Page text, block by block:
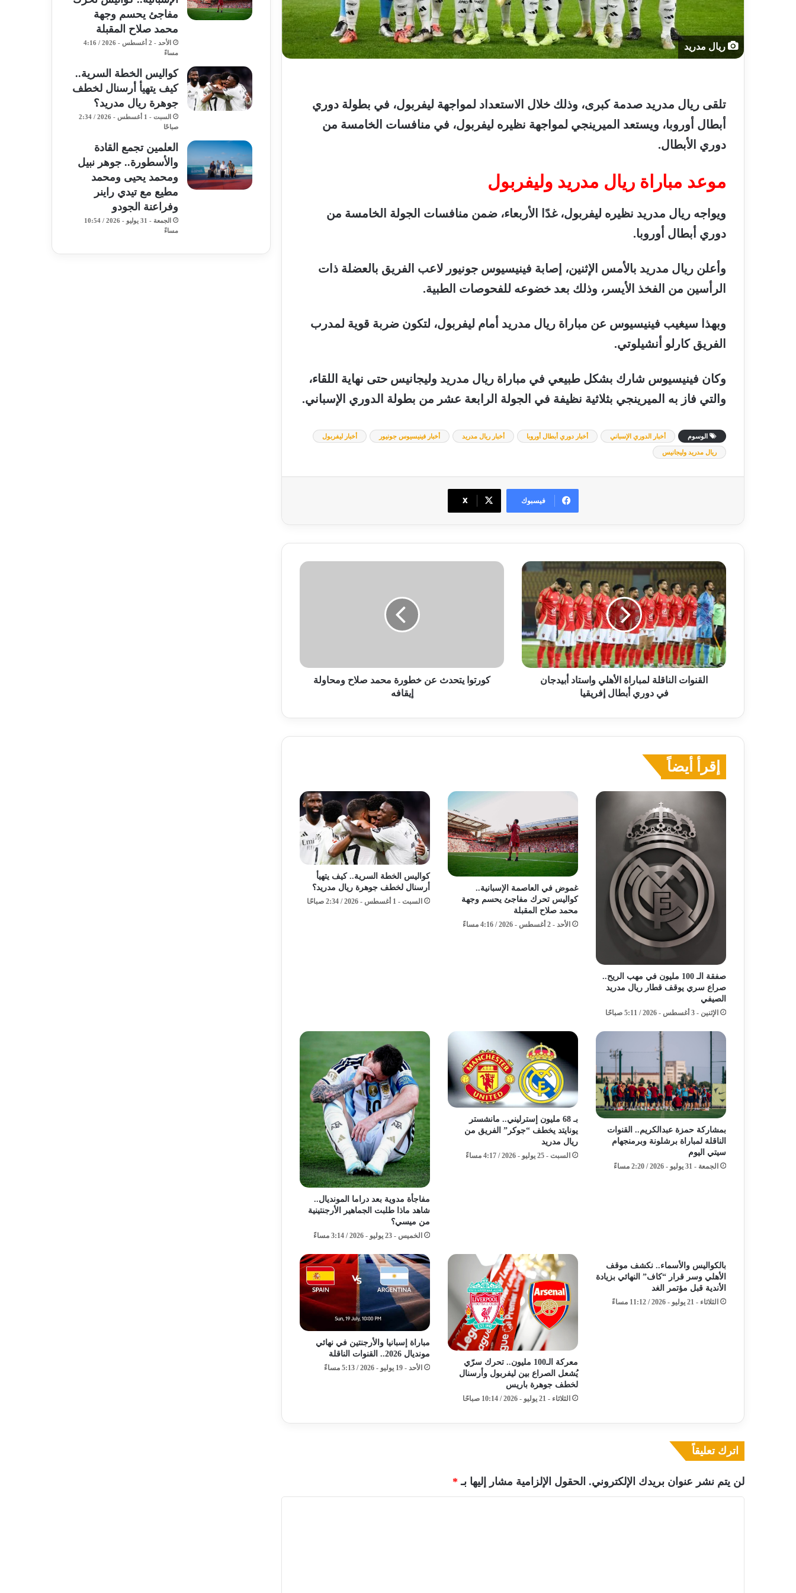
ريال مدريد
تلقى ريال مدريد صدمة كبرى، وذلك خلال الاستعداد لمواجهة ليفربول، في بطولة دوري
أبطال أوروبا، ويستعد الميرينجي لمواجهة نظيره ليفربول، في منافسات الخامسة من
دوري الأبطال.
موعد مباراة ريال مدريد وليفربول
ويواجه ريال مدريد نظيره ليفربول، غدًا الأربعاء، ضمن منافسات الجولة الخامسة من
دوري أبطال أوروبا.
وأعلن ريال مدريد بالأمس الإثنين، إصابة فينيسيوس جونيور لاعب الفريق بالعضلة ذات
الرأسين من الفخذ الأيسر، وذلك بعد خضوعه للفحوصات الطبية.
وبهذا سيغيب فينيسيوس عن مباراة ريال مدريد أمام ليفربول، لتكون ضربة قوية لمدرب
الفريق كارلو أنشيلوتي.
وكان فينيسيوس شارك بشكل طبيعي في مباراة ريال مدريد وليجانيس حتى نهاية اللقاء،
والتي فاز به الميرينجي بثلاثية نظيفة في الجولة الرابعة عشر من بطولة الدوري الإسباني.
الوسوم أخبار الدوري الإسباني أخبار دوري أبطال أوروبا أخبار ريال مدريد أخبار فينيسيوس جونيور أخبار ليفربول
ريال مدريد وليجانيس
فيسبوك ‫X
القنوات
الناقلة
لمباراة
الأهلي
واستاد
أبيدجان
في
دوري
أبطال
إفريقياالقنوات الناقلة لمباراة الأهلي واستاد أبيدجان
في دوري أبطال إفريقيا
كورتوا
كورتوا يتحدث عن خطورة محمد صلاح ومحاولة
إيقافه
إقرأ أيضاً
صفقة الـ 100 مليون في مهب الريح..
صراع سري يوقف قطار ريال مدريد
الصيفي
الإثنين - 3 أغسطس - 2026 / 5:11 صباحًا
غموض في العاصمة الإسبانية..
كواليس تحرك مفاجئ يحسم وجهة
محمد صلاح المقبلة
الأحد - 2 أغسطس - 2026 / 4:16 مساءً
كواليس الخطة السرية.. كيف يتهيأ
أرسنال لخطف جوهرة ريال مدريد؟
السبت - 1 أغسطس - 2026 / 2:34 صباحًا
بمشاركة حمزة عبدالكريم.. القنوات
الناقلة لمباراة برشلونة وبرمنجهام
سيتي اليوم
الجمعة - 31 يوليو - 2026 / 2:20 مساءً
بـ 68 مليون إسترليني.. مانشستر
يونايتد يخطف “جوكر” الفريق من
ريال مدريد
السبت - 25 يوليو - 2026 / 4:17 مساءً
مفاجأة مدوية بعد دراما المونديال..
شاهد ماذا طلبت الجماهير الأرجنتينية
من ميسي؟
الخميس - 23 يوليو - 2026 / 3:14 مساءً
بالكواليس والأسماء.. نكشف موقف
الأهلي وسر قرار “كاف” النهائي بزيادة
الأندية قبل مؤتمر الغد
الثلاثاء - 21 يوليو - 2026 / 11:12 مساءً
معركة الـ100 مليون.. تحرك سرّي
يُشعل الصراع بين ليفربول وأرسنال
لخطف جوهرة باريس
الثلاثاء - 21 يوليو - 2026 / 10:14 صباحًا
مباراة إسبانيا والأرجنتين في نهائي
مونديال 2026.. القنوات الناقلة
الأحد - 19 يوليو - 2026 / 5:13 مساءً
اترك تعليقاً
لن يتم نشر عنوان بريدك الإلكتروني. الحقول الإلزامية مشار إليها بـ *
مفاجئ يحسم وجهة
محمد صلاح المقبلة
الأحد - 2 أغسطس - 2026 / 4:16
مساءً
كواليس الخطة السرية..
كيف يتهيأ أرسنال لخطف
جوهرة ريال مدريد؟
السبت - 1 أغسطس - 2026 / 2:34
صباحًا
​العلمين تجمع القادة
والأسطورة.. جوهر نبيل
ومحمد يحيى ومحمد
مطيع مع تيدي راينر
وفراعنة الجودو ​
الجمعة - 31 يوليو - 2026 / 10:54
مساءً